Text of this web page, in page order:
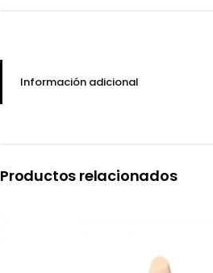
Información adicional
Productos relacionados